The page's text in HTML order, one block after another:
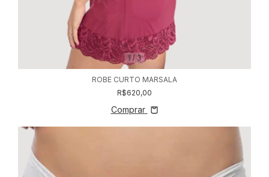
1/3
ROBE CURTO MARSALA
R$620,00
Comprar